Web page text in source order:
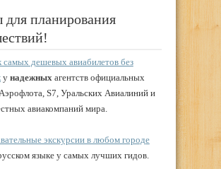
для планирования
самых дешевых авиабилетов без
у надежных агентств официальных
S7, Уральских Авиалиний и
авиакомпаний мира.
экскурсии в любом городе
языке у самых лучших гидов.